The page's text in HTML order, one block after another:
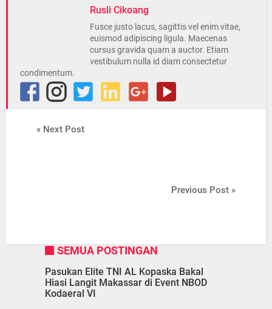
Rusli Cikoang
Fusce justo lacus, sagittis vel enim vitae,
euismod adipiscing ligula. Maecenas
cursus gravida quam a auctor. Etiam
vestibulum nulla id diam consectetur
condimentum.
« Next Post
Previous Post »
SEMUA POSTINGAN
Pasukan Elite TNI AL Kopaska Bakal
Hiasi Langit Makassar di Event NBOD
Kodaeral VI